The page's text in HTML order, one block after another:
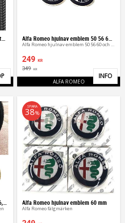
Alfa Romeo nyckelring i äkta alcantara
Lägg till i favoriter
Alfa Romeo hjulnav emblem 50 56 60 65 mm
Alfa Romeo hjulnav emblem 50 56 60 och 65 mm
249 KR
349 KR
ALFA ROMEO
INFO
Alfa Romeo hjulnav emblem 60 mm
Alfa Romeo fälgmärken
SPARA
38%